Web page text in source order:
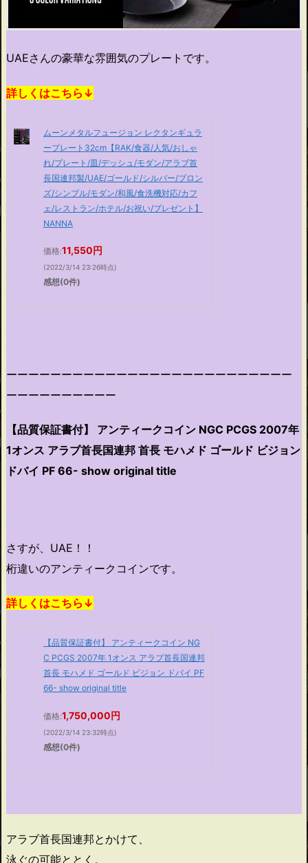
UAEさんの豪華な雰囲気のプレートです。
詳しくはこちら↓
ムーンメタルフュージョン レクタンギュラ
ープレート32cm【RAK/食器/人気/おしゃ
れ/プレート/皿/デッシュ/モダン/アラブ首
長国連邦製/UAE/ゴールド/シルバー/ブロン
ズ/シンプル/モダン/和風/食洗機対応/カフ
ェ/レストラン/ホテル/お祝い/プレゼント】
NANNA
価格:11,550円
(2022/3/14 23:26時点)
感想(0件)
ーーーーーーーーーーーーーーーーーーーーーーーーーー
ーーーーーーーーーー
【品質保証書付】 アンティークコイン NGC PCGS 2007年
1オンス アラブ首長国連邦 首長 モハメド ゴールド ビジョン
ドバイ PF 66- show original title
さすが、UAE！！
桁違いのアンティークコインです。
詳しくはこちら↓
【品質保証書付】 アンティークコイン NG
C PCGS 2007年 1オンス アラブ首長国連邦
首長 モハメド ゴールド ビジョン ドバイ PF
66- show original title
価格:1,750,000円
(2022/3/14 23:32時点)
感想(0件)
アラブ首長国連邦とかけて、
泳ぐの可能ととく。